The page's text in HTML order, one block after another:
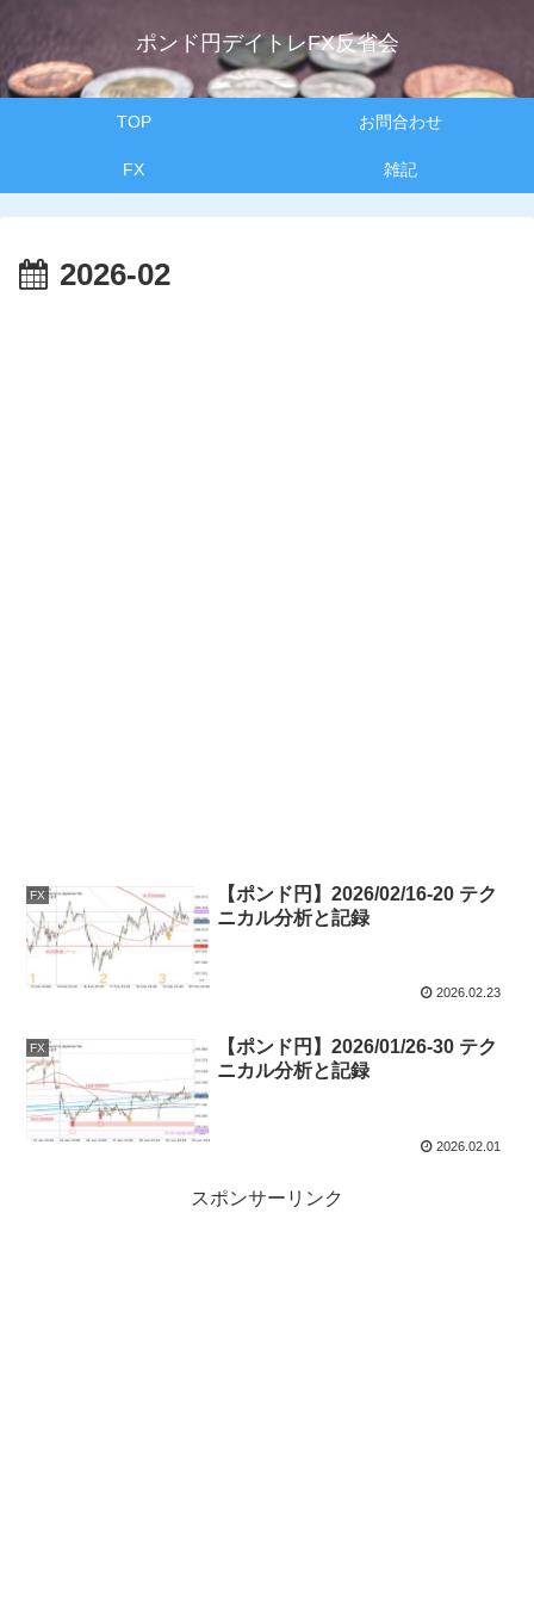
ポンド円デイトレFX反省会
TOP お問合わせ
FX 雑記
2026-02
FX
【ポンド円】2026/02/16-20 テク
ニカル分析と記録
2026.02.23
FX
【ポンド円】2026/01/26-30 テク
ニカル分析と記録
2026.02.01
スポンサーリンク